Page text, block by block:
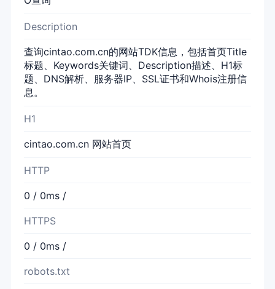
Description
查询cintao.com.cn的网站TDK信息，包括首页Title
标题、Keywords关键词、Description描述、H1标
题、DNS解析、服务器IP、SSL证书和Whois注册信
息。
H1
cintao.com.cn 网站首页
HTTP
0 / 0ms /
HTTPS
0 / 0ms /
robots.txt